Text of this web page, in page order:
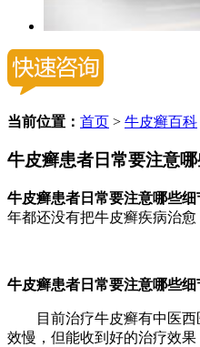
当前位置： 首页 > 牛皮癣百科
牛皮癣患者日常要注意
牛皮癣患者日常要注意哪些细
年都还没有把牛皮癣疾病治
牛皮癣患者日常要注意哪些细
目前治疗牛皮癣有中医西医
效慢，但能收到好的治疗效